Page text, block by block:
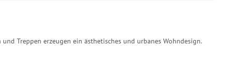
Treppen erzeugen ein ästhetisches und urbanes Wohndesign.